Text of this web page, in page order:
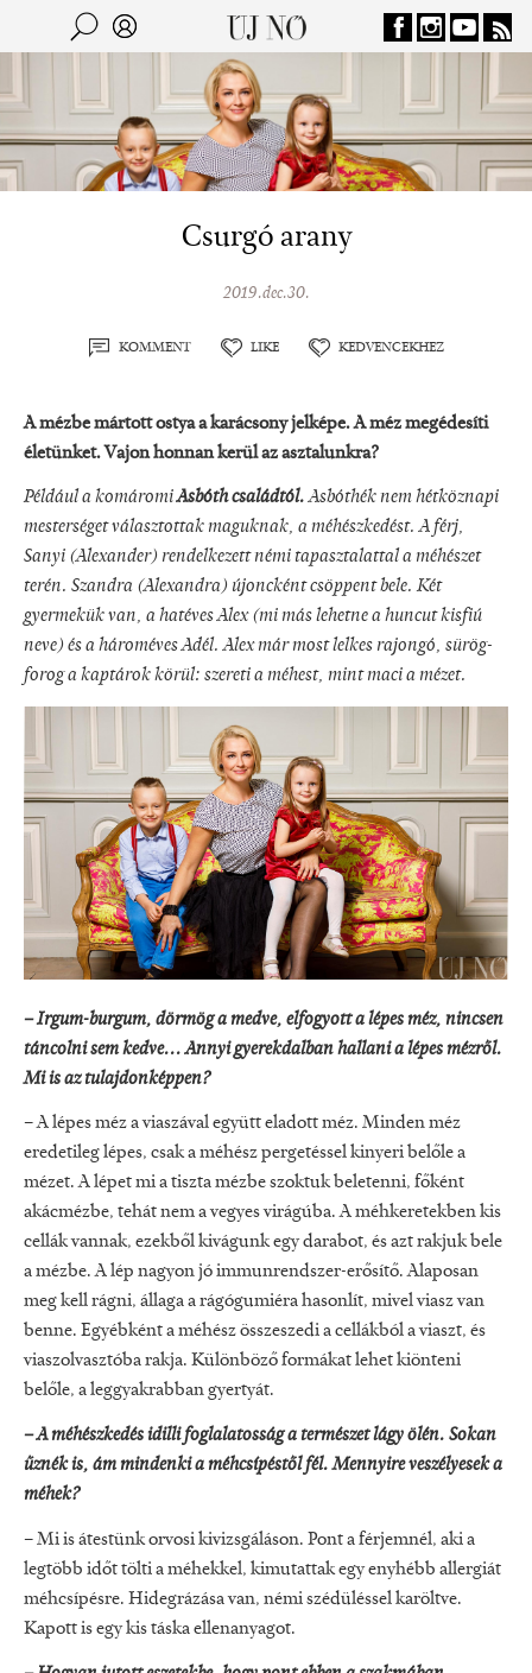
Jump to navigation
Kereső
Csurgó arany
2019.dec.30.
KOMMENT LIKE KEDVENCEKHEZ
A mézbe mártott ostya a karácsony jelképe. A méz megédesíti
életünket. Vajon honnan kerül az asztalunkra?
Például a komáromiAsbóth családtól.Asbóthék nem hétköznapi
mesterséget választottak maguknak, a méhészkedést. A férj,
Sanyi (Alexander) rendelkezett némi tapasztalattal a méhészet
terén. Szandra (Alexandra) újoncként csöppent bele. Két
gyermekük van, a hatéves Alex (mi más lehetne a huncut kisfiú
neve) és a hároméves Adél. Alex már most lelkes rajongó, sürög-
forog a kaptárok körül: szereti a méhest, mint maci a mézet.
– Irgum-burgum, dörmög a medve, elfogyott a lépes méz, nincsen
táncolni sem kedve... Annyi gyerekdalban hallani a lépes mézről.
Mi is az tulajdonképpen?
– A lépes méz a viaszával együtt eladott méz. Minden méz
eredetileg lépes, csak a méhész pergetéssel kinyeri belőle a
mézet. A lépet mi a tiszta mézbe szoktuk beletenni, főként
akácmézbe, tehát nem a vegyes virágúba. A méhkeretekben kis
cellák vannak, ezekből kivágunk egy darabot, és azt rakjuk bele
a mézbe. A lép nagyon jó immunrendszer-erősítő. Alaposan
meg kell rágni, állaga a rágógumiéra hasonlít, mivel viasz van
benne. Egyébként a méhész összeszedi a cellákból a viaszt, és
viaszolvasztóba rakja. Különböző formákat lehet kiönteni
belőle, a leggyakrabban gyertyát.
– A méhészkedés idilli foglalatosság a természet lágy ölén. Sokan
űznék is, ám mindenki a méhcsípéstől fél. Mennyire veszélyesek a
méhek?
– Mi is átestünk orvosi kivizsgáláson. Pont a férjemnél, aki a
legtöbb időt tölti a méhekkel, kimutattak egy enyhébb allergiát
méhcsípésre. Hidegrázása van, némi szédüléssel karöltve.
Kapott is egy kis táska ellenanyagot.